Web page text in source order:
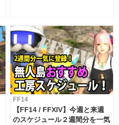
FF14
【FF14 / FFXIV】今週と来週
のスケジュール２週間分を一気